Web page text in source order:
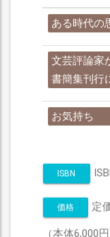
ある時代の
文芸評論家
書簡集刊行
お気持ち
ISBN
価格 定
（本体6,000